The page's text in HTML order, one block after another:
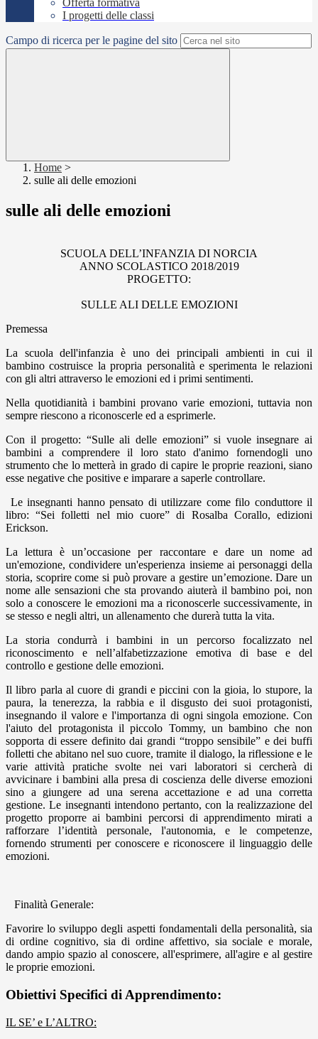
Offerta formativa
I progetti delle classi
Campo di ricerca per le pagine del sito
Home >
sulle ali delle emozioni
sulle ali delle emozioni
SCUOLA DELL’INFANZIA DI NORCIA
ANNO SCOLASTICO 2018/2019
PROGETTO:
SULLE ALI DELLE EMOZIONI
Premessa
La scuola dell'infanzia è uno dei principali ambienti in cui il
bambino costruisce la propria personalità e sperimenta le relazioni
con gli altri attraverso le emozioni ed i primi sentimenti.
Nella quotidianità i bambini provano varie emozioni, tuttavia non
sempre riescono a riconoscerle ed a esprimerle.
Con il progetto: “Sulle ali delle emozioni” si vuole insegnare ai
bambini a comprendere il loro stato d'animo fornendogli uno
strumento che lo metterà in grado di capire le proprie reazioni, siano
esse negative che positive e imparare a saperle controllare.
Le insegnanti hanno pensato di utilizzare come filo conduttore il
libro: “Sei folletti nel mio cuore” di Rosalba Corallo, edizioni
Erickson.
La lettura è un’occasione per raccontare e dare un nome ad
un'emozione, condividere un'esperienza insieme ai personaggi della
storia, scoprire come si può provare a gestire un’emozione. Dare un
nome alle sensazioni che sta provando aiuterà il bambino poi, non
solo a conoscere le emozioni ma a riconoscerle successivamente, in
se stesso e negli altri, un allenamento che durerà tutta la vita.
La storia condurrà i bambini in un percorso focalizzato nel
riconoscimento e nell’alfabetizzazione emotiva di base e del
controllo e gestione delle emozioni.
Il libro parla al cuore di grandi e piccini con la gioia, lo stupore, la
paura, la tenerezza, la rabbia e il disgusto dei suoi protagonisti,
insegnando il valore e l'importanza di ogni singola emozione. Con
l'aiuto del protagonista il piccolo Tommy, un bambino che non
sopporta di essere definito dai grandi “troppo sensibile” e dei buffi
folletti che abitano nel suo cuore, tramite il dialogo, la riflessione e le
varie attività pratiche svolte nei vari laboratori si cercherà di
avvicinare i bambini alla presa di coscienza delle diverse emozioni
sino a giungere ad una serena accettazione e ad una corretta
gestione. Le insegnanti intendono pertanto, con la realizzazione del
progetto proporre ai bambini percorsi di apprendimento mirati a
rafforzare l’identità personale, l'autonomia, e le competenze,
fornendo strumenti per conoscere e riconoscere il linguaggio delle
emozioni.
Finalità Generale:
Favorire lo sviluppo degli aspetti fondamentali della personalità, sia
di ordine cognitivo, sia di ordine affettivo, sia sociale e morale,
dando ampio spazio al conoscere, all'esprimere, all'agire e al gestire
le proprie emozioni.
Obiettivi Specifici di Apprendimento:
IL SE’ e L’ALTRO: